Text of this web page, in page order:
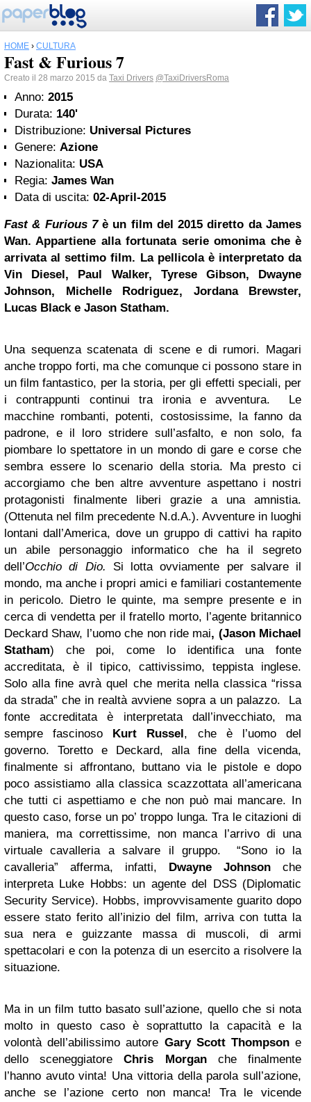
HOME › CULTURA
Fast & Furious 7
Creato il 28 marzo 2015 da Taxi Drivers @TaxiDriversRoma
Anno: 2015
Durata: 140'
Distribuzione: Universal Pictures
Genere: Azione
Nazionalita: USA
Regia: James Wan
Data di uscita: 02-April-2015
Fast & Furious 7è un film del 2015 diretto da James
Wan. Appartiene alla fortunata serie omonima che è
arrivata al settimo film. La pellicola è interpretato da
Vin Diesel, Paul Walker, Tyrese Gibson, Dwayne
Johnson, Michelle Rodriguez, Jordana Brewster,
Lucas Black e Jason Statham.
Una sequenza scatenata di scene e di rumori. Magari
anche troppo forti, ma che comunque ci possono stare in
un film fantastico, per la storia, per gli effetti speciali, per
i contrappunti continui tra ironia e avventura. Le
macchine rombanti, potenti, costosissime, la fanno da
padrone, e il loro stridere sull’asfalto, e non solo, fa
piombare lo spettatore in un mondo di gare e corse che
sembra essere lo scenario della storia. Ma presto ci
accorgiamo che ben altre avventure aspettano i nostri
protagonisti finalmente liberi grazie a una amnistia.
(Ottenuta nel film precedente N.d.A.). Avventure in luoghi
lontani dall’America, dove un gruppo di cattivi ha rapito
un abile personaggio informatico che ha il segreto
dell’Occhio di Dio. Si lotta ovviamente per salvare il
mondo, ma anche i propri amici e familiari costantemente
in pericolo. Dietro le quinte, ma sempre presente e in
cerca di vendetta per il fratello morto, l’agente britannico
Deckard Shaw, l’uomo che non ride mai, (Jason Michael
Statham) che poi, come lo identifica una fonte
accreditata, è il tipico, cattivissimo, teppista inglese.
Solo alla fine avrà quel che merita nella classica “rissa
da strada” che in realtà avviene sopra a un palazzo. La
fonte accreditata è interpretata dall’invecchiato, ma
sempre fascinoso Kurt Russel, che è l’uomo del
governo. Toretto e Deckard, alla fine della vicenda,
finalmente si affrontano, buttano via le pistole e dopo
poco assistiamo alla classica scazzottata all’americana
che tutti ci aspettiamo e che non può mai mancare. In
questo caso, forse un po’ troppo lunga. Tra le citazioni di
maniera, ma correttissime, non manca l’arrivo di una
virtuale cavalleria a salvare il gruppo. “Sono io la
cavalleria” afferma, infatti, Dwayne Johnson che
interpreta Luke Hobbs: un agente del DSS (Diplomatic
Security Service). Hobbs, improvvisamente guarito dopo
essere stato ferito all’inizio del film, arriva con tutta la
sua nera e guizzante massa di muscoli, di armi
spettacolari e con la potenza di un esercito a risolvere la
situazione.
Ma in un film tutto basato sull’azione, quello che si nota
molto in questo caso è soprattutto la capacità e la
volontà dell’abilissimo autore Gary Scott Thompsone
dello sceneggiatoreChris Morganche finalmente
l’hanno avuto vinta! Una vittoria della parola sull’azione,
anche se l’azione certo non manca! Tra le vicende